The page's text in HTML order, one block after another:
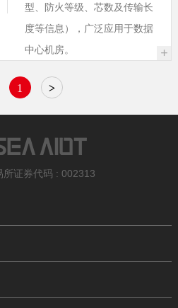
型、防火等级、芯数及传输长
度等信息），广泛应用于数据
中心机房。
+
1 >
所证券代码 : 002313